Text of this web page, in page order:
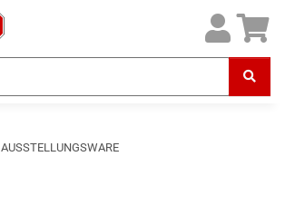
AUSSTELLUNGSWARE